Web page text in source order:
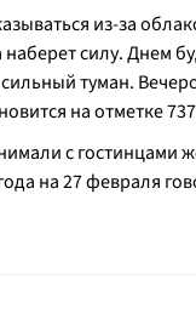
из-за
силу. Днем
туман.
на отметке
с
на 27 февраля